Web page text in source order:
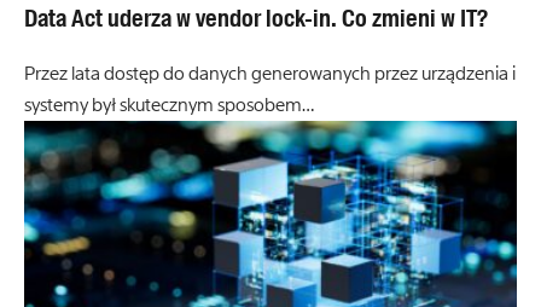
Data Act uderza w vendor lock-in. Co zmieni w IT?
Przez lata dostęp do danych generowanych przez urządzenia i
systemy był skutecznym sposobem…